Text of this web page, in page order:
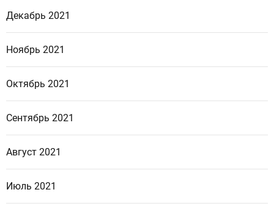
Декабрь 2021
Ноябрь 2021
Октябрь 2021
Сентябрь 2021
Август 2021
Июль 2021